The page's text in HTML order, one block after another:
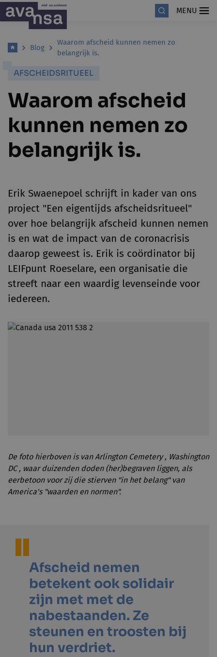
MENU
Blog
Waarom afscheid kunnen nemen zo
belangrijk is.
AFSCHEIDSRITUEEL
Waarom afscheid
kunnen nemen zo
belangrijk is.
Erik Swaenepoel schrijft in kader van ons
project "Een eigentijds afscheidsritueel"
over hoe belangrijk afscheid kunnen nemen
is en wat de impact van de coronacrisis
daarop geweest is. Erik is coördinator bij
LEIFpunt Roeselare, een organisatie die
streeft naar een waardig levenseinde voor
iedereen.
De foto hierboven is van Arlington Cemetery , Washington
DC , waar duizenden doden (her)begraven liggen, als
eerbetoon voor zij die stierven "in het belang" van
America's "waarden en normen".
Afscheid nemen
betekent ook solidair
zijn met met de
nabestaanden. Ze
steunen en troosten bij
hun verdriet.